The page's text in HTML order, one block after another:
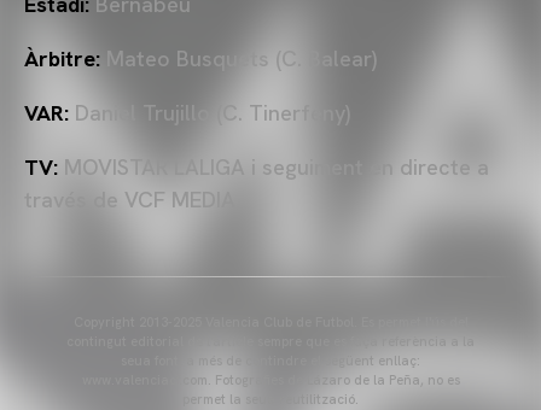
Àrbitre: Mateo Busquets (C. Balear)
VAR: Daniel Trujillo (C. Tinerfeny)
TV: MOVISTAR LALIGA i seguiment en directe a
través de VCF MEDIA
seua font, a més de contindre el següent enllaç:
www.valenciacf.com. Fotografies de Lázaro de la Peña, no es
permet la seua reutilització.